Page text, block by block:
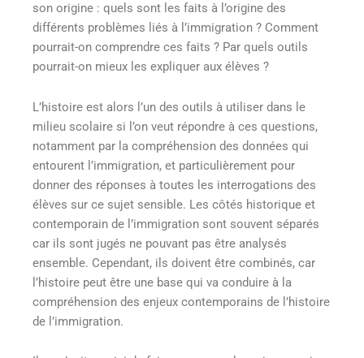
son origine : quels sont les faits à l’origine des
différents problèmes liés à l’immigration ? Comment
pourrait-on comprendre ces faits ? Par quels outils
pourrait-on mieux les expliquer aux élèves ?
L’histoire est alors l’un des outils à utiliser dans le
milieu scolaire si l’on veut répondre à ces questions,
notamment par la compréhension des données qui
entourent l’immigration, et particulièrement pour
donner des réponses à toutes les interrogations des
élèves sur ce sujet sensible. Les côtés historique et
contemporain de l’immigration sont souvent séparés
car ils sont jugés ne pouvant pas être analysés
ensemble. Cependant, ils doivent être combinés, car
l’histoire peut être une base qui va conduire à la
compréhension des enjeux contemporains de l’histoire
de l’immigration.